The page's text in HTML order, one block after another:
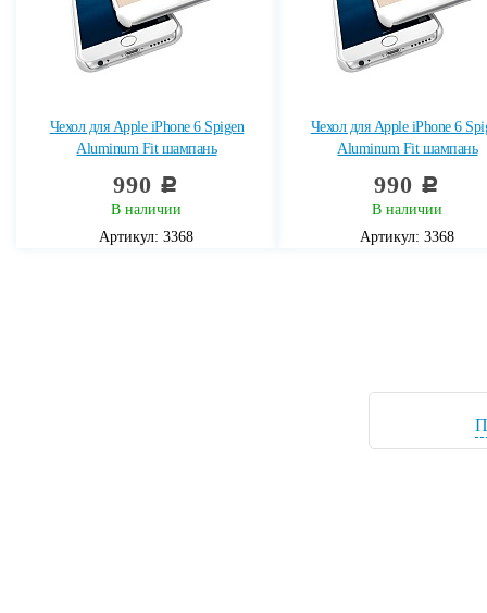
Чехол для Apple iPhone 6 Spigen
Aluminum Fit шампань
990 c
В наличии
Артикул: 3368
Чехол для Apple iPhone 6
Aluminum Fit шампань
990 c
В наличии
Артикул: 3368